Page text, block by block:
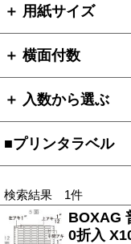
＋ 用紙サイズ
＋ 横面付数
＋ 入数から選ぶ
■プリンタラベル
検索結果 1件
BOXAG
0折入